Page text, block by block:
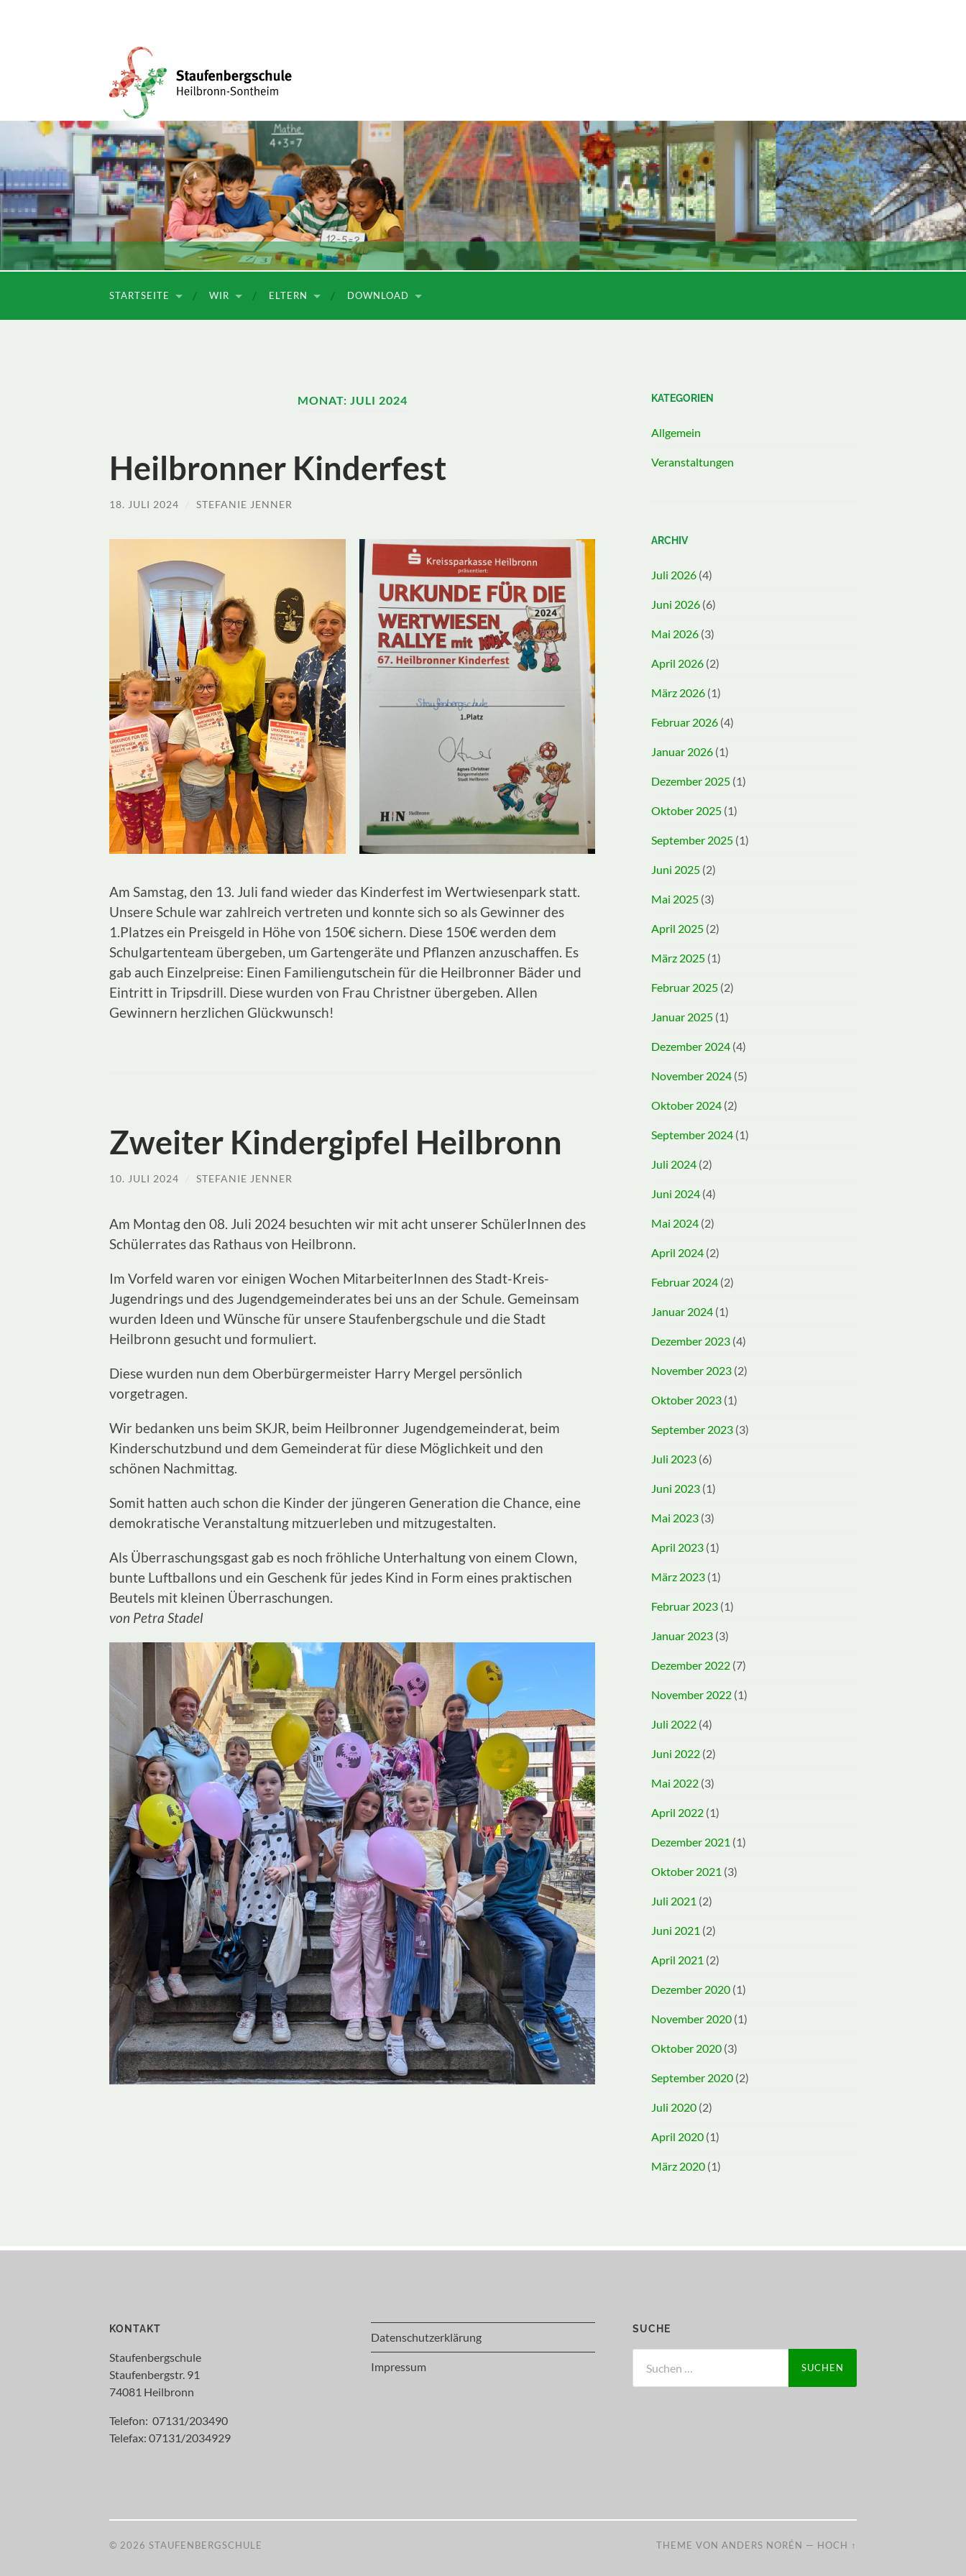
Staufenbergschule
STARTSEITE WIR ELTERN DOWNLOAD
MONAT: JULI 2024
Heilbronner Kinderfest
18. JULI 2024 STEFANIE JENNER
Am Samstag, den 13. Juli fand wieder das Kinderfest im Wertwiesenpark statt.
Unsere Schule war zahlreich vertreten und konnte sich so als Gewinner des
1.Platzes ein Preisgeld in Höhe von 150€ sichern. Diese 150€ werden dem
Schulgartenteam übergeben, um Gartengeräte und Pflanzen anzuschaffen. Es
gab auch Einzelpreise: Einen Familiengutschein für die Heilbronner Bäder und
Eintritt in Tripsdrill. Diese wurden von Frau Christner übergeben. Allen
Gewinnern herzlichen Glückwunsch!
Zweiter Kindergipfel Heilbronn
10. JULI 2024 STEFANIE JENNER
Am Montag den 08. Juli 2024 besuchten wir mit acht unserer SchülerInnen des
Schülerrates das Rathaus von Heilbronn.
Im Vorfeld waren vor einigen Wochen MitarbeiterInnen des Stadt-Kreis-
Jugendrings und des Jugendgemeinderates bei uns an der Schule. Gemeinsam
wurden Ideen und Wünsche für unsere Staufenbergschule und die Stadt
Heilbronn gesucht und formuliert.
Diese wurden nun dem Oberbürgermeister Harry Mergel persönlich
vorgetragen.
Wir bedanken uns beim SKJR, beim Heilbronner Jugendgemeinderat, beim
Kinderschutzbund und dem Gemeinderat für diese Möglichkeit und den
schönen Nachmittag.
Somit hatten auch schon die Kinder der jüngeren Generation die Chance, eine
demokratische Veranstaltung mitzuerleben und mitzugestalten.
Als Überraschungsgast gab es noch fröhliche Unterhaltung von einem Clown,
bunte Luftballons und ein Geschenk für jedes Kind in Form eines praktischen
Beutels mit kleinen Überraschungen.
von Petra Stadel
KATEGORIEN
Allgemein
Veranstaltungen
ARCHIV
Juli 2026 (4)
Juni 2026 (6)
Mai 2026 (3)
April 2026 (2)
März 2026 (1)
Februar 2026 (4)
Januar 2026 (1)
Dezember 2025 (1)
Oktober 2025 (1)
September 2025 (1)
Juni 2025 (2)
Mai 2025 (3)
April 2025 (2)
März 2025 (1)
Februar 2025 (2)
Januar 2025 (1)
Dezember 2024 (4)
November 2024 (5)
Oktober 2024 (2)
September 2024 (1)
Juli 2024 (2)
Juni 2024 (4)
Mai 2024 (2)
April 2024 (2)
Februar 2024 (2)
Januar 2024 (1)
Dezember 2023 (4)
November 2023 (2)
Oktober 2023 (1)
September 2023 (3)
Juli 2023 (6)
Juni 2023 (1)
Mai 2023 (3)
April 2023 (1)
März 2023 (1)
Februar 2023 (1)
Januar 2023 (3)
Dezember 2022 (7)
November 2022 (1)
Juli 2022 (4)
Juni 2022 (2)
Mai 2022 (3)
April 2022 (1)
Dezember 2021 (1)
Oktober 2021 (3)
Juli 2021 (2)
Juni 2021 (2)
April 2021 (2)
Dezember 2020 (1)
November 2020 (1)
Oktober 2020 (3)
September 2020 (2)
Juli 2020 (2)
April 2020 (1)
März 2020 (1)
KONTAKT
Staufenbergschule
Staufenbergstr. 91
74081 Heilbronn
Telefon: 07131/203490
Telefax: 07131/2034929
Datenschutzerklärung
Impressum
SUCHE
nach:
© 2026 STAUFENBERGSCHULE THEME VON ANDERS NORÉN — HOCH ↑